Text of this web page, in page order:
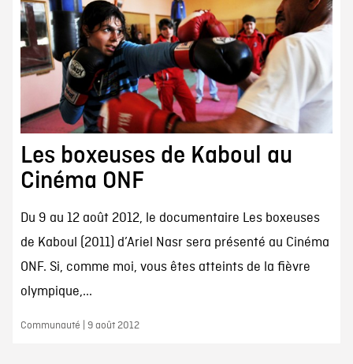
Les boxeuses de Kaboul au
Cinéma ONF
Du 9 au 12 août 2012, le documentaire Les boxeuses
de Kaboul (2011) d’Ariel Nasr sera présenté au Cinéma
ONF. Si, comme moi, vous êtes atteints de la fièvre
olympique,...
Communauté | 9 août 2012